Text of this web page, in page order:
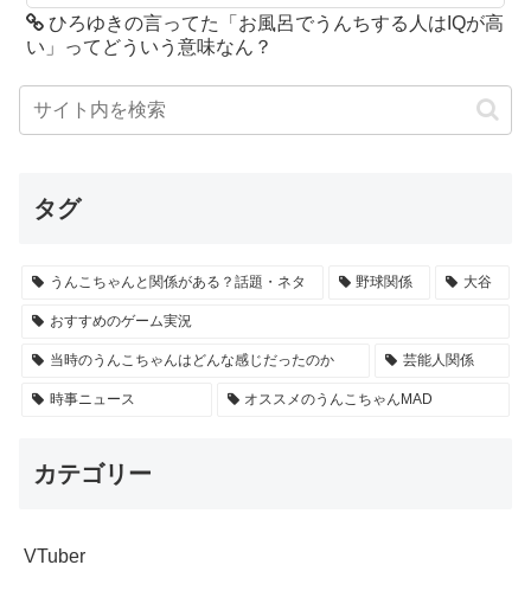
ひろゆきの言ってた「お風呂でうんちする人はIQが高
い」ってどういう意味なん？
タグ
うんこちゃんと関係がある？話題・ネタ 野球関係 大谷
おすすめのゲーム実況
当時のうんこちゃんはどんな感じだったのか 芸能人関係
時事ニュース オススメのうんこちゃんMAD
カテゴリー
VTuber